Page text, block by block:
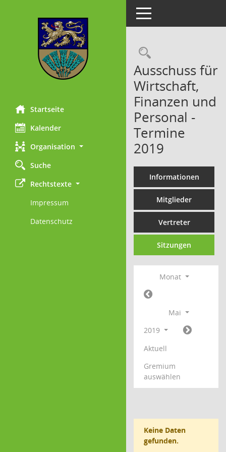
Startseite
Kalender
Organisation
Suche
Rechtstexte
Impressum
Datenschutz
Toggle navigation
Ausschuss für
Wirtschaft,
Finanzen und
Personal -
Termine
2019
Informationen
Mitglieder
Vertreter
Sitzungen
Monat
Mai
2019
Aktuell
Gremium
auswählen
Keine Daten
gefunden.